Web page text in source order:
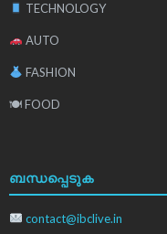
TECHNOLOGY
AUTO
FASHION
🍽 FOOD
ബന്ധപ്പെടുക
contact@ibclive.in